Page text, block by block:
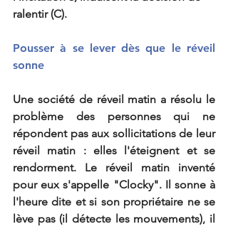
ralentir (C).
Pousser à se lever dès que le réveil
sonne
Une société de réveil matin a résolu le
problème des personnes qui ne
répondent pas aux sollicitations de leur
réveil matin : elles l'éteignent et se
rendorment. Le réveil matin inventé
pour eux s'appelle "Clocky". Il sonne à
l'heure dite et si son propriétaire ne se
lève pas (il détecte les mouvements), il